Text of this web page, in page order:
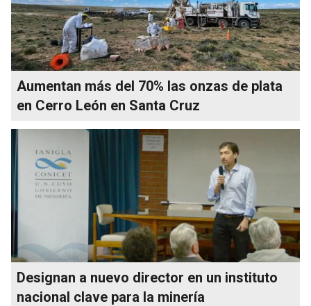
Aumentan más del 70% las onzas de plata
en Cerro León en Santa Cruz
Designan a nuevo director en un instituto
nacional clave para la minería